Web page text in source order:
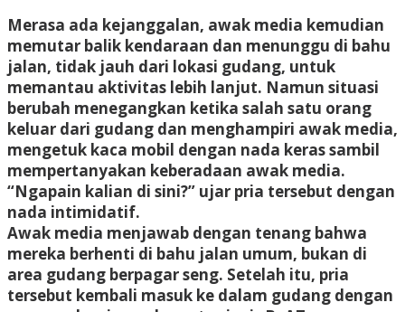
Merasa ada kejanggalan, awak media kemudian
memutar balik kendaraan dan menunggu di bahu
jalan, tidak jauh dari lokasi gudang, untuk
memantau aktivitas lebih lanjut. Namun situasi
berubah menegangkan ketika salah satu orang
keluar dari gudang dan menghampiri awak media,
mengetuk kaca mobil dengan nada keras sambil
mempertanyakan keberadaan awak media.
“Ngapain kalian di sini?” ujar pria tersebut dengan
nada intimidatif.
Awak media menjawab dengan tenang bahwa
mereka berhenti di bahu jalan umum, bukan di
area gudang berpagar seng. Setelah itu, pria
tersebut kembali masuk ke dalam gudang dengan